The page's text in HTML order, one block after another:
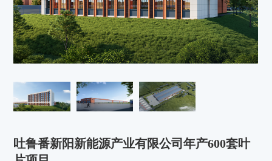
吐鲁番新阳新能源产业有限公司年产600套叶